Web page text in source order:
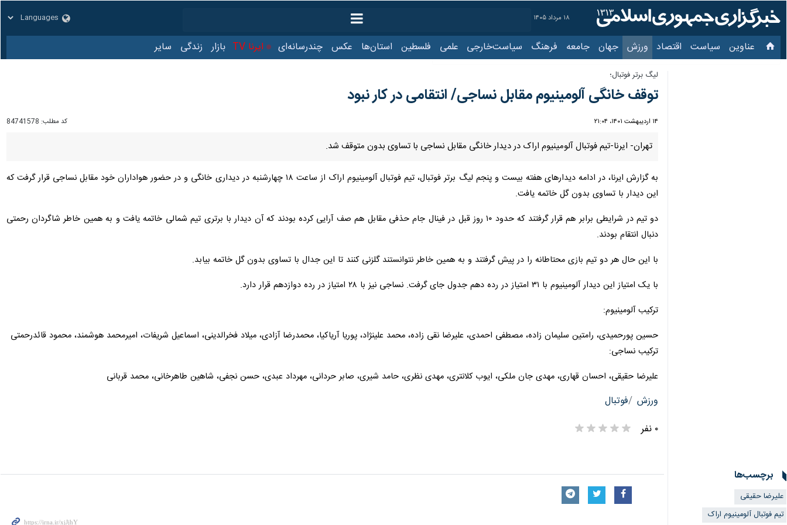
۱۸ مرداد ۱۴۰۵
عناوین‌ سیاست اقتصاد ورزش جهان جامعه فرهنگ سیاست‌خارجی علمی فلسطین استان‌ها عکس چندرسانه‌ای ایرنا TV بازار زندگی سایر
لیگ برتر فوتبال؛
توقف خانگی آلومینیوم مقابل نساجی/ انتقامی در کار نبود
۱۴ اردیبهشت ۱۴۰۱، ۲۱:۰۴ کد مطلب: 84741578
تهران- ایرنا-تیم فوتبال آلومینیوم اراک در دیدار خانگی مقابل نساجی با تساوی بدون متوقف شد.
به گزارش ایرنا، در ادامه دیدارهای هفته بیست و پنجم لیگ برتر فوتبال، تیم فوتبال آلومینیوم اراک از ساعت ۱۸ چهارشنبه در دیداری خانگی و در حضور هواداران خود مقابل نساجی قرار گرفت که
این دیدار با تساوی بدون گل خاتمه یافت.
دو تیم در شرایطی برابر هم قرار گرفتند که حدود ۱۰ روز قبل در فینال جام حذفی مقابل هم صف آرایی کرده بودند که آن دیدار با برتری تیم شمالی خاتمه یافت و به همین خاطر شاگردان رحمتی
دنبال انتقام بودند.
با این حال هر دو تیم بازی محتاطانه را در پیش گرفتند و به همین خاطر نتوانستند گلزنی کنند تا این جدال با تساوی بدون گل خاتمه بیابد.
با یک امتیاز این دیدار آلومینیوم با ۳۱ امتیاز در رده دهم جدول جای گرفت. نساجی نیز با ۲۸ امتیاز در رده دوازدهم قرار دارد.
ترکیب آلومینیوم:
حسین پورحمیدی، رامتین سلیمان زاده، مصطفی احمدی، علیرضا نقی زاده، محمد علینژاد، پوریا آریاکیا، محمدرضا آزادی، میلاد فخرالدینی، اسماعیل شریفات، امیرمحمد هوشمند، محمود قائدرحمتی
ترکیب نساجی:
علیرضا حقیقی، احسان قهاری، مهدی جان ملکی، ایوب کلانتری، مهدی نظری، حامد شیری، صابر حردانی، مهرداد عبدی، حسن نجفی، شاهین طاهرخانی، محمد قربانی
ورزش فوتبال
۰ نفر
برچسب‌ها
علیرضا حقیقی
تیم فوتبال آلومینیوم اراک